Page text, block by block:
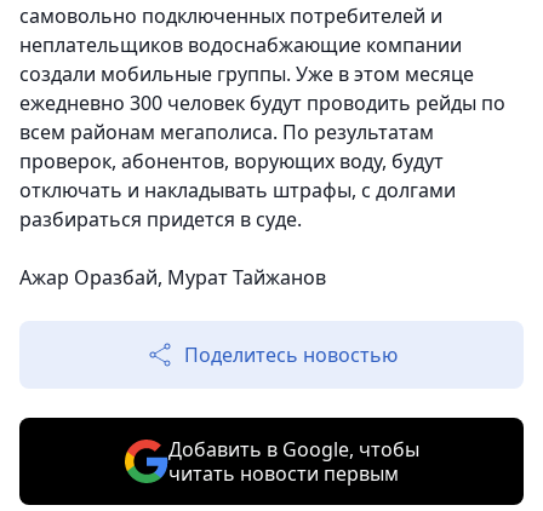
самовольно подключенных потребителей и
неплательщиков водоснабжающие компании
создали мобильные группы. Уже в этом месяце
ежедневно 300 человек будут проводить рейды по
всем районам мегаполиса. По результатам
проверок, абонентов, ворующих воду, будут
отключать и накладывать штрафы, с долгами
разбираться придется в суде.
Ажар Оразбай, Мурат Тайжанов
Поделитесь новостью
Добавить в Google, чтобы
читать новости первым